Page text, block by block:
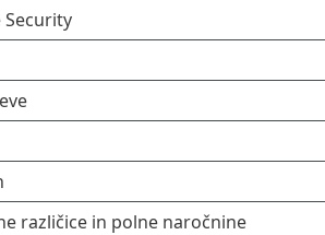
Security
različice in polne naročnine